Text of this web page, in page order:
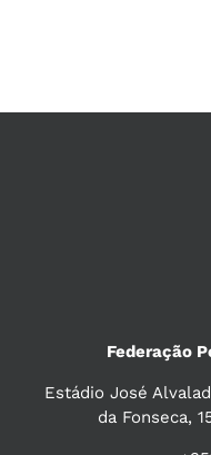
Federação
Estádio José
da Fonseca,